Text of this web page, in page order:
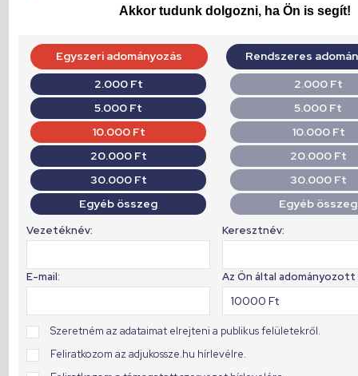
Akkor tudunk dolgozni, ha Ön is segít!